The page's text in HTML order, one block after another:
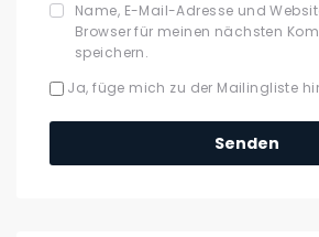
Name, E-Mail-Adresse und
Browser für meinen nächsten
speichern.
Ja, füge mich zu der Mailingliste